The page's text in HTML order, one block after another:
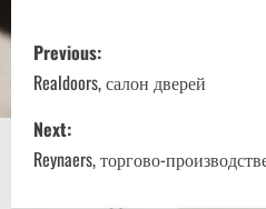
P
o
s
t
Previous:
Realdoors, салон дверей
Next:
Reynaers, торгово-